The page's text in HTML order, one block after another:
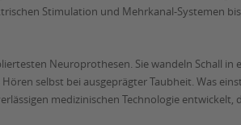
Stimulation und Mehrkanal-Systemen
Neuroprothesen. Sie wandeln Schall
selbst bei ausgeprägter Taubheit. Was
medizinischen Technologie